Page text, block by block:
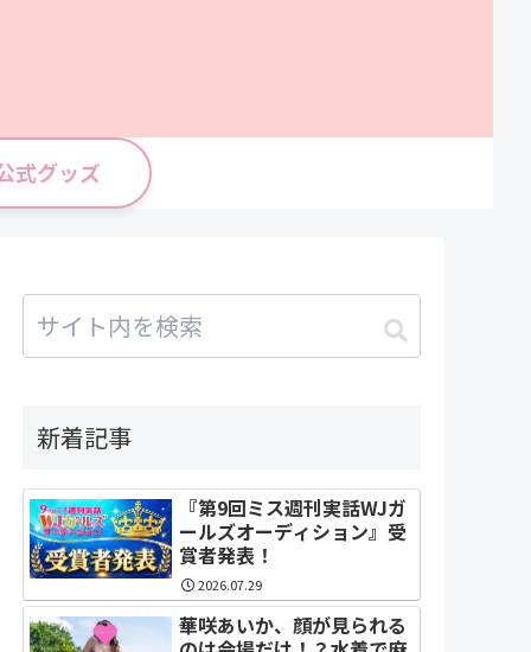
式グッズ
新着記事
『第9回ミス週刊実話WJガ
ールズオーディション』受
賞者発表！
2026.07.29
華咲あいか、顔が見られる